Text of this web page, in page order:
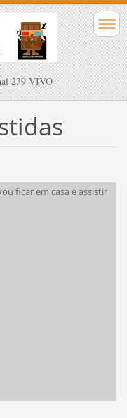
239 VIVO
ficar em casa e assistir